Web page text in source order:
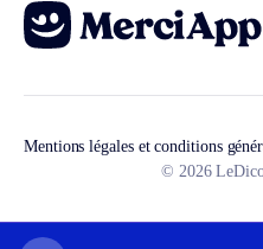
Mentions légales et conditions
© 2026